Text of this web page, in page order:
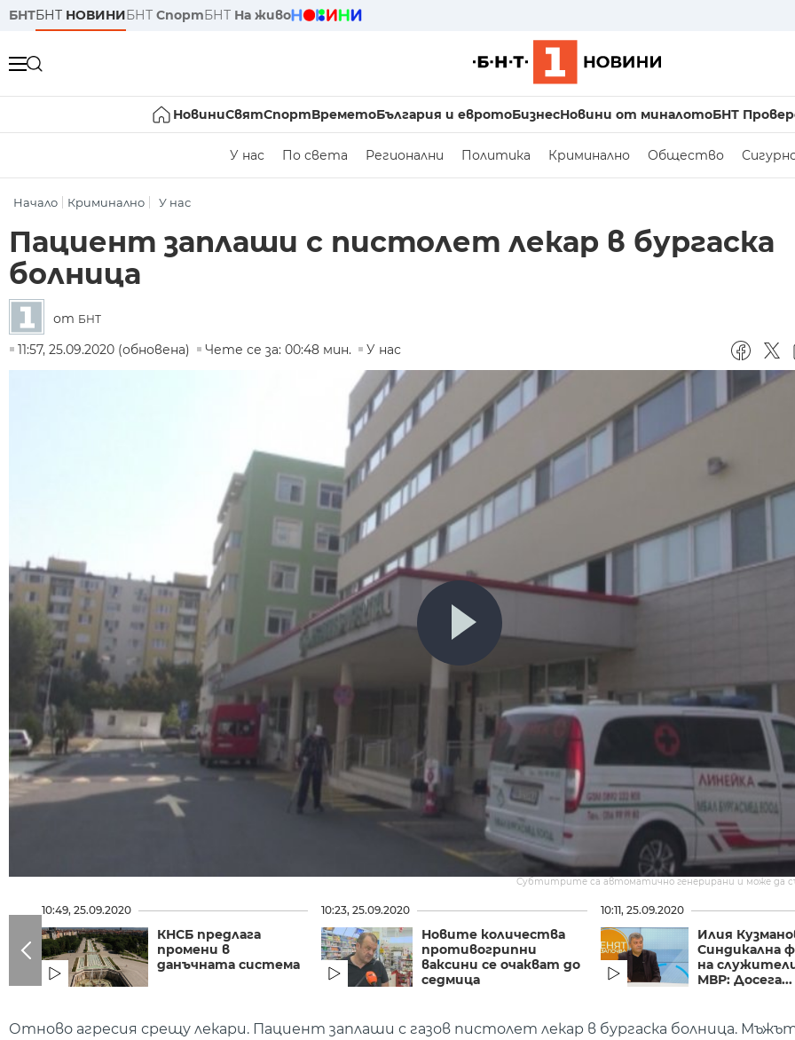
БНТБНТ НОВИНИБНТ СпортБНТ На живо
НовиниСвятСпортВреметоБългария и евротоБизнесНовини от миналотоБНТ
У нас По света Регионални Политика Криминално Общество
Начало Криминално У нас
Пациент заплаши с пистолет лекар в бургаска
болница
от БНТ
11:57, 25.09.2020 (обновена)
Чете се за: 00:48 мин. У нас
Субтитрите са автоматично генерирани и може да
10:49, 25.09.2020
КНСБ предлага
промени в
данъчната система
10:23, 25.09.2020
Новите количества
противогрипни
ваксини се очакват до
седмица
10:11, 25.09.2020
Илия
Синдикална
на
МВР: Досега...
Отново агресия срещу лекари. Пациент заплаши с газов пистолет лекар в бургаска болница.